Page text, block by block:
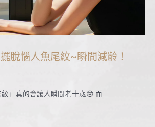
脫惱人魚尾紋~瞬間減齡！
」真的會讓人瞬間老十歲😢 而 …